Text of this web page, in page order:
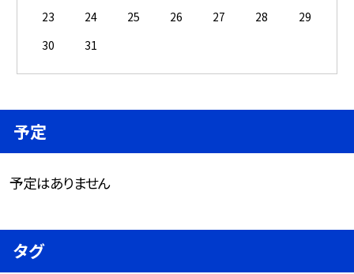
23
24 25 26 27 28
29
30
31
予定
予定はありません
タグ